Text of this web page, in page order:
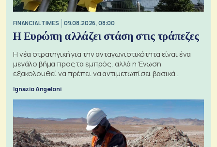
FINANCIAL TIMES 09.08.2026, 08:00
Η Ευρώπη αλλάζει στάση στις τράπεζες
Η νέα στρατηγική για την ανταγωνιστικότητα είναι ένα
μεγάλο βήμα προς τα εμπρός, αλλά η Ένωση
εξακολουθεί να πρέπει να αντιμετωπίσει βασικά
Ignazio Angeloni